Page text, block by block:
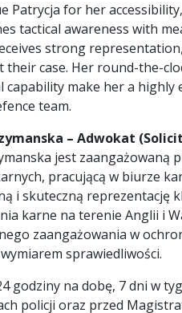
Patrycja for her
tactical awareness with
strong
case. Her round-the-
capability make her a highly
team.
– Adwokat
jest zaangażowaną
pracującą w biurze
i skuteczną reprezentację
karne na terenie Anglii i
zaangażowania w
sprawiedliwości.
godziny na dobę, 7 dni w
policji oraz przed